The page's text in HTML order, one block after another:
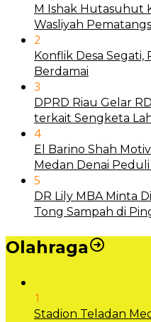
M Ishak Hutasuhut
Wasliyah
2
Konflik Desa Segati,
Berdamai
3
DPRD Riau Gelar
terkait Sengketa
4
El Barino Shah
Medan Denai
5
DR Lily MBA Minta
Tong Sampah di
Olahraga
1
Stadion Teladan